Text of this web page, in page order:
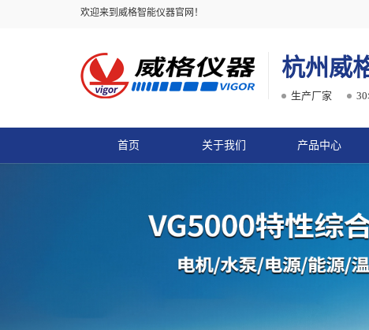
欢迎来到威格智能仪器官网！
杭州威
生产厂家
首页 关于我们 产品中心